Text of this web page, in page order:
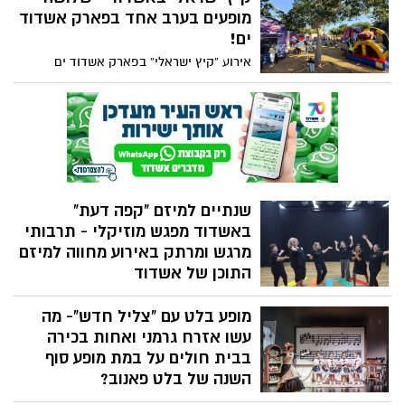
המשפחה במוקדי בתרבות באשדוד.
מופעים בערב אחד בפארק אשדוד
ים!
אירוע “קיץ ישראלי” בפארק אשדוד ים
מתרחב והופך לחגיגה גדולה במיוחד לכל
המשפחה
שנתיים למיזם "קפה דעת"
באשדוד מפגש מוזיקלי - תרבותי
מרגש ומרתק באירוע מחווה למיזם
התוכן של אשדוד
מיזם קפה דעת – אוניברסיטה עממית חינמית
שהקים הסופר והמסאי רוני אקריש, מציין
שנתיים להיווסדו באשדוד לאחר שד"ר יחיאל
לסרי, ראש העיר העניק למיזם התוכן את
תמיכתו וחסותו. המיזם מציע מפגשי בוקר עד
מופע בלט עם "צליל חדש"- מה
עשו אזרח גרמני ואחות בכירה
בבית חולים על במת מופע סוף
השנה של בלט פאנוב?
בית הספר של תיאטרון בלט פאנוב המוכר